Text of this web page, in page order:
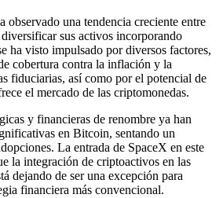
observado una tendencia creciente entre
sus activos incorporando
ha visto impulsado por diversos factores,
cobertura contra la inflación y la
fiduciarias, así como por el potencial de
el mercado de las criptomonedas.
y financieras de renombre ya han
en Bitcoin, sentando un
La entrada de SpaceX en este
la integración de criptoactivos en las
dejando de ser una excepción para
financiera más convencional.